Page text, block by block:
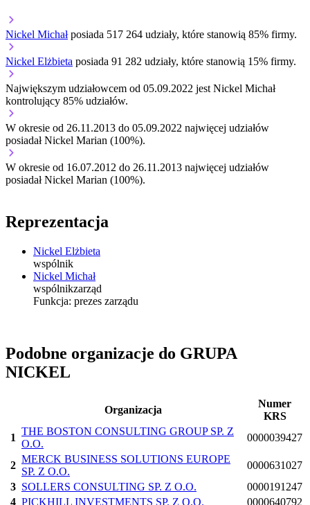
Nickel Michał posiada 517 264 udziały, które stanowią 85% firmy.
Nickel Elżbieta posiada 91 282 udziały, które stanowią 15% firmy.
Największym udziałowcem od 05.09.2022 jest Nickel Michał
kontrolujący 85% udziałów.
W okresie od 26.11.2013 do 05.09.2022 najwięcej udziałów
posiadał Nickel Marian (100%).
W okresie od 16.07.2012 do 26.11.2013 najwięcej udziałów
posiadał Nickel Marian (100%).
Reprezentacja
Nickel Elżbieta
wspólnik
Nickel Michał
wspólnikzarząd
Funkcja: prezes zarządu
Podobne organizacje do GRUPA
NICKEL
Organizacja
Numer
KRS
1
THE BOSTON CONSULTING GROUP SP. Z
O.O.
0000039427
2
MERCK BUSINESS SOLUTIONS EUROPE
SP. Z O.O.
0000631027
3 SOLLERS CONSULTING SP. Z O.O.
0000191247
4 PICKHILL INVESTMENTS SP. Z O.O. 0000640792